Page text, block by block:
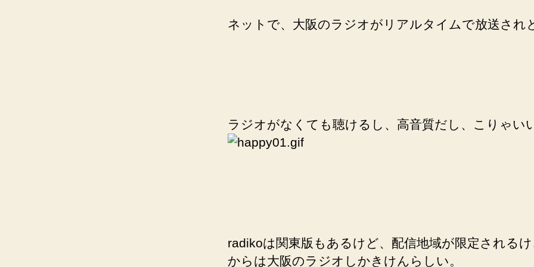
ネットで、大阪のラジオがリアルタイムで放送され
ラジオがなくても聴けるし、高音質だし、こりゃい
radikoは関東版もあるけど、配信地域が限定されるけ
からは大阪のラジオしかきけんらしい。